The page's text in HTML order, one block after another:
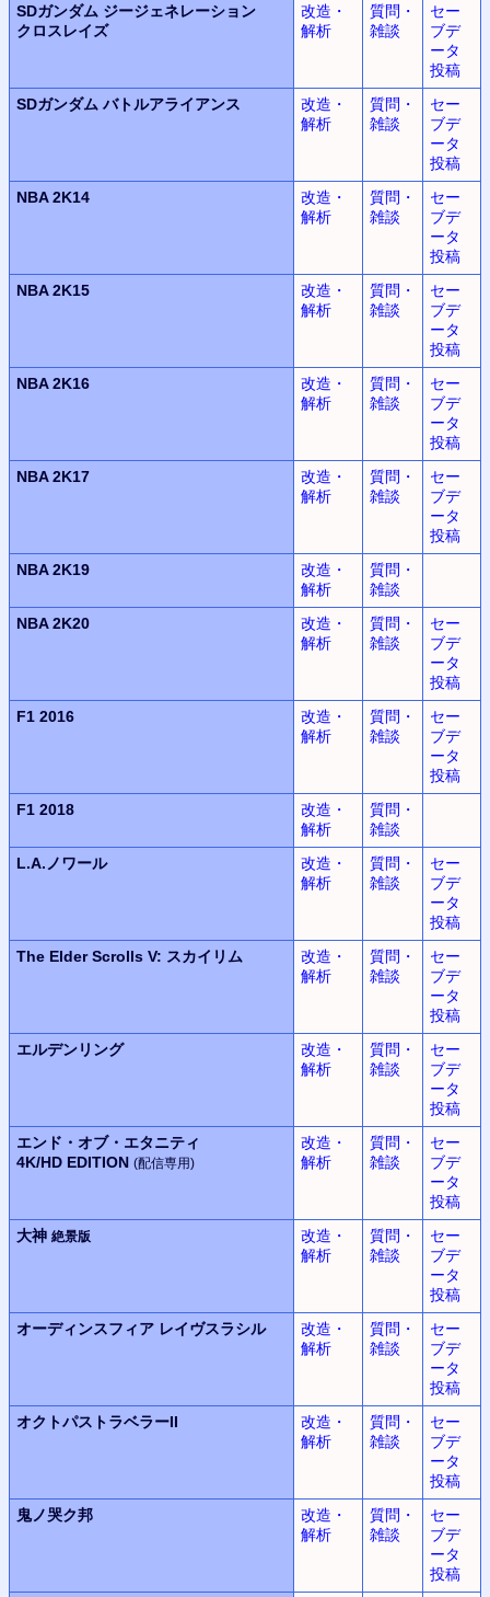
SDガンダム ジージェネレーション
クロスレイズ
改造・
解析
質問・
雑談
セー
ブデ
ータ
投稿
SDガンダム バトルアライアンス
改造・
解析
質問・
雑談
セー
ブデ
ータ
投稿
NBA 2K14
改造・
解析
質問・
雑談
セー
ブデ
ータ
投稿
NBA 2K15
改造・
解析
質問・
雑談
セー
ブデ
ータ
投稿
NBA 2K16
改造・
解析
質問・
雑談
セー
ブデ
ータ
投稿
NBA 2K17
改造・
解析
質問・
雑談
セー
ブデ
ータ
投稿
NBA 2K19
改造・
解析
質問・
雑談
NBA 2K20
改造・
解析
質問・
雑談
セー
ブデ
ータ
投稿
F1 2016
改造・
解析
質問・
雑談
セー
ブデ
ータ
投稿
F1 2018
改造・
解析
質問・
雑談
L.A.ノワール
改造・
解析
質問・
雑談
セー
ブデ
ータ
投稿
The Elder Scrolls V: スカイリム
改造・
解析
質問・
雑談
セー
ブデ
ータ
投稿
エルデンリング
改造・
解析
質問・
雑談
セー
ブデ
ータ
投稿
エンド・オブ・エタニティ
4K/HD EDITION (配信専用)
改造・
解析
質問・
雑談
セー
ブデ
ータ
投稿
大神 絶景版
改造・
解析
質問・
雑談
セー
ブデ
ータ
投稿
オーディンスフィア レイヴスラシル
改造・
解析
質問・
雑談
セー
ブデ
ータ
投稿
オクトパストラベラーII
改造・
解析
質問・
雑談
セー
ブデ
ータ
投稿
鬼ノ哭ク邦
改造・
解析
質問・
雑談
セー
ブデ
ータ
投稿